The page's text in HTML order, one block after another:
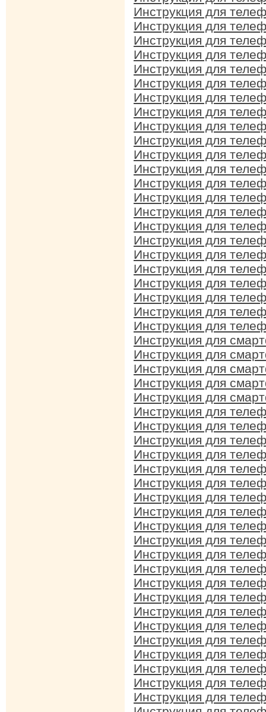
Инструкция для
Инструкция для
Инструкция для
Инструкция для
Инструкция для
Инструкция для
Инструкция для
Инструкция для
Инструкция для
Инструкция для
Инструкция для
Инструкция для
Инструкция для
Инструкция для
Инструкция для
Инструкция для
Инструкция для
Инструкция для
Инструкция для
Инструкция для
Инструкция для
Инструкция для
Инструкция для
Инструкция для
Инструкция для
Инструкция для
Инструкция для
Инструкция для
Инструкция для
Инструкция для
Инструкция для
Инструкция для
Инструкция для
Инструкция для
Инструкция для
Инструкция для
Инструкция для
Инструкция для
Инструкция для
Инструкция для
Инструкция для
Инструкция для
Инструкция для
Инструкция для
Инструкция для
Инструкция для
Инструкция для
Инструкция для
Инструкция для